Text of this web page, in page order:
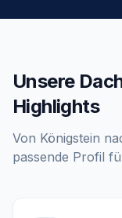
Unsere
Highlights
Von Königstein
passende Profil